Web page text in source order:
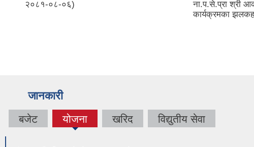
२०८१-०८-०६)
ना.प.से.प्रा श्री
कार्यक्रमका
जानकारी
बजेट योजना खरिद विद्युतीय सेवा